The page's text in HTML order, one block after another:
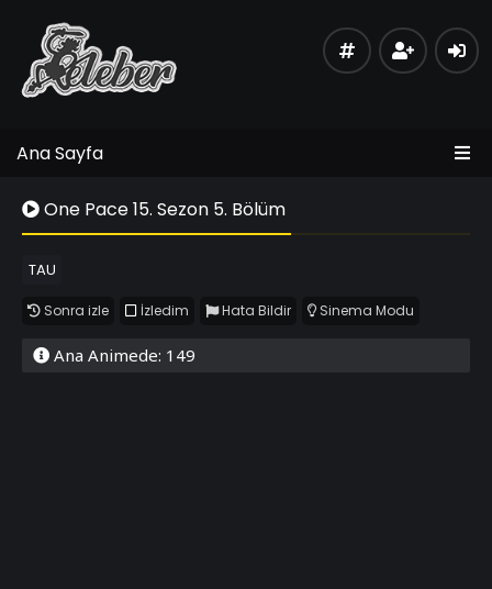
Ana Sayfa
One Pace 15. Sezon 5. Bölüm
TAU
Sonra izle İzledim Hata Bildir Sinema Modu
Ana Animede: 149